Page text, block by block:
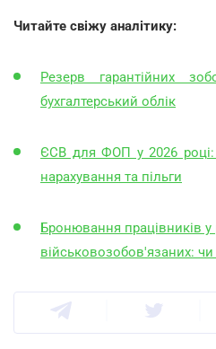
Читайте свіжу аналітику:
Резерв гарантійних
бухгалтерський облік
ЄСВ для ФОП у 2026
нарахування та пільги
Бронювання працівників у
військовозобов'язаних: